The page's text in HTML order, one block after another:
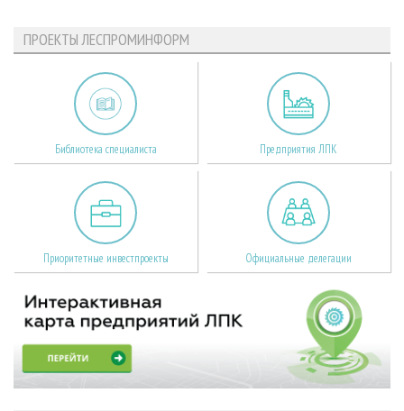
ПРОЕКТЫ ЛЕСПРОМИНФОРМ
Библиотека специалиста Предприятия ЛПК
Приоритетные инвестпроекты Официальные делегации